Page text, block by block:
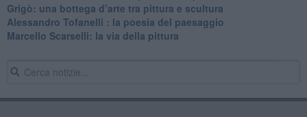
Grigò: una bottega d’arte tra pittura e scultura
Alessandro Tofanelli : la poesia del paesaggio
​Marcello Scarselli: la via della pittura